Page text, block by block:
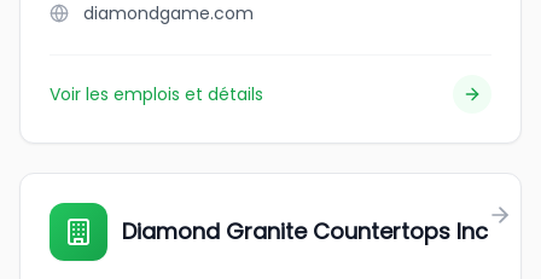
diamondgame.com
Voir les emplois et détails
Diamond Granite Countertops Inc